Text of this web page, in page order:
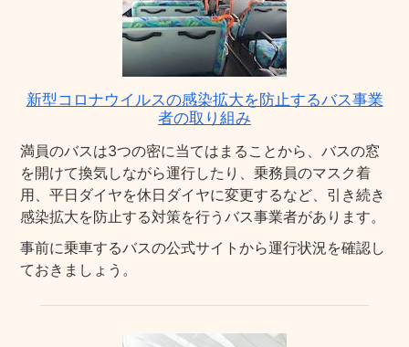
新型コロナウイルスの感染拡大を防止するバス事業
者の取り組み
満員のバスは3つの密に当てはまることから、バスの窓
を開けて換気しながら運行したり、乗務員のマスク着
用、平日ダイヤを休日ダイヤに変更するなど、引き続き
感染拡大を防止する対策を行うバス事業者があります。
事前に乗車するバスの公式サイトから運行状況を確認し
ておきましょう。